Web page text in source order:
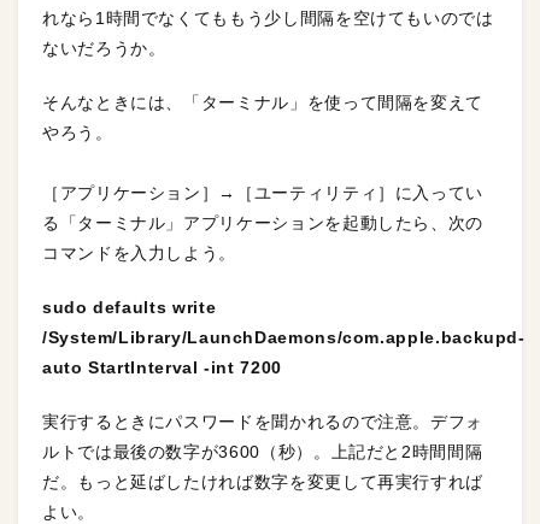
れなら1時間でなくてももう少し間隔を空けてもいのでは
ないだろうか。
そんなときには、「ターミナル」を使って間隔を変えて
やろう。
［アプリケーション］→［ユーティリティ］に入ってい
る「ターミナル」アプリケーションを起動したら、次の
コマンドを入力しよう。
sudo defaults write
/System/Library/LaunchDaemons/com.apple.backupd-
auto StartInterval -int 7200
実行するときにパスワードを聞かれるので注意。デフォ
ルトでは最後の数字が3600（秒）。上記だと2時間間隔
だ。もっと延ばしたければ数字を変更して再実行すれば
よい。